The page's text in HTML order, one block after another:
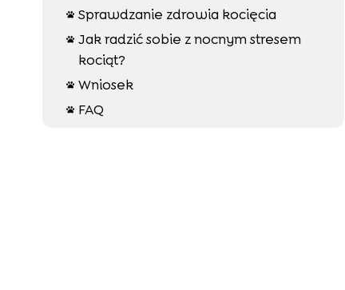
 Sprawdzanie zdrowia kocięcia
 Jak radzić sobie z nocnym stresem
kociąt?
 Wniosek
 FAQ